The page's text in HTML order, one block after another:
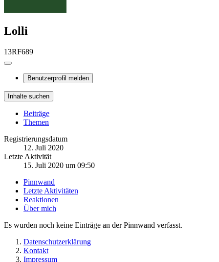
Lolli
13RF689
Benutzerprofil melden
Inhalte suchen
Beiträge
Themen
Registrierungsdatum
12. Juli 2020
Letzte Aktivität
15. Juli 2020 um 09:50
Pinnwand
Letzte Aktivitäten
Reaktionen
Über mich
Es wurden noch keine Einträge an der Pinnwand verfasst.
Datenschutzerklärung
Kontakt
Impressum